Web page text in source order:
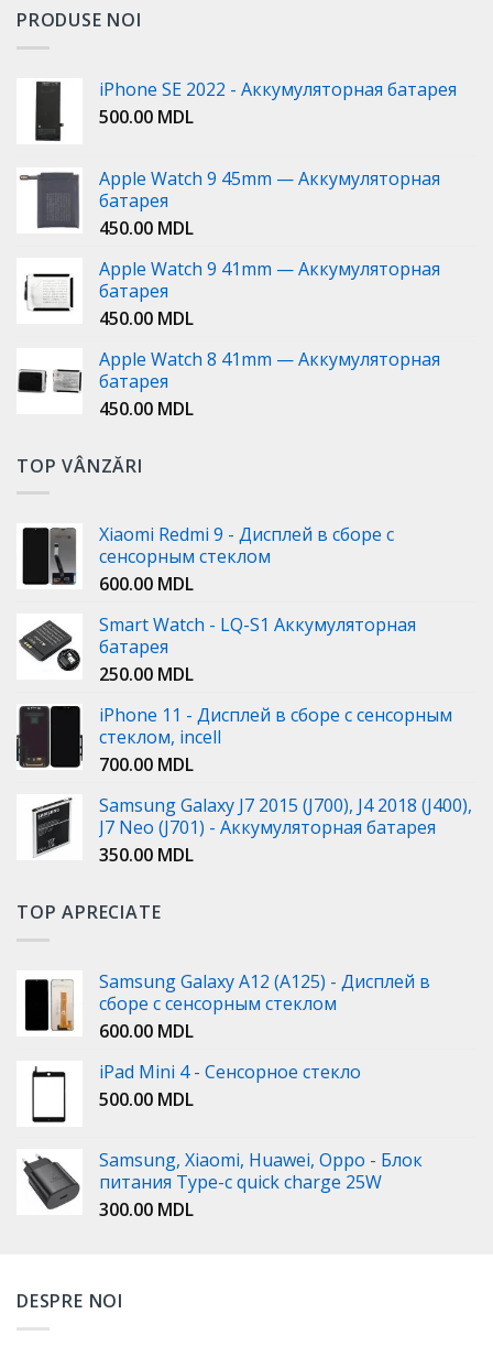
PRODUSE NOI
iPhone SE 2022 - Аккумуляторная батарея
500.00 MDL
Apple Watch 9 45mm — Аккумуляторная
батарея
450.00 MDL
Apple Watch 9 41mm — Аккумуляторная
батарея
450.00 MDL
Apple Watch 8 41mm — Аккумуляторная
батарея
450.00 MDL
TOP VÂNZĂRI
Xiaomi Redmi 9 - Дисплей в сборе с
сенсорным стеклом
600.00 MDL
Smart Watch - LQ-S1 Аккумуляторная
батарея
250.00 MDL
iPhone 11 - Дисплей в сборе с сенсорным
стеклом, incell
700.00 MDL
Samsung Galaxy J7 2015 (J700), J4 2018 (J400),
J7 Neo (J701) - Аккумуляторная батарея
350.00 MDL
TOP APRECIATE
Samsung Galaxy A12 (A125) - Дисплей в
сборе с сенсорным стеклом
600.00 MDL
iPad Mini 4 - Сенсорное стекло
500.00 MDL
Samsung, Xiaomi, Huawei, Oppo - Блок
питания Type-c quick charge 25W
300.00 MDL
DESPRE NOI